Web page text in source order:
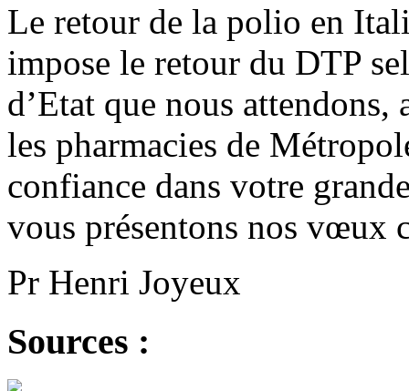
Le retour de la polio en
impose le retour du DTP
d’Etat que nous
les pharmacies de
confiance dans votre
vous présentons nos vœux
Pr Henri Joyeux
Sources :